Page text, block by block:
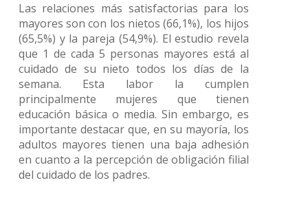
Las relaciones más satisfactorias para los
mayores son con los nietos (66,1%), los hijos
(65,5%) y la pareja (54,9%). El estudio revela
que 1 de cada 5 personas mayores está al
cuidado de su nieto todos los días de la
semana. Esta labor la cumplen
principalmente mujeres que tienen
educación básica o media. Sin embargo, es
importante destacar que, en su mayoría, los
adultos mayores tienen una baja adhesión
en cuanto a la percepción de obligación filial
del cuidado de los padres.